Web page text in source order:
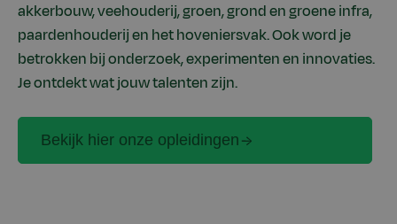
akkerbouw, veehouderij, groen, grond en groene infra,
paardenhouderij en het hoveniersvak. Ook word je
betrokken bij onderzoek, experimenten en innovaties.
Je ontdekt wat jouw talenten zijn.
Bekijk hier onze opleidingen